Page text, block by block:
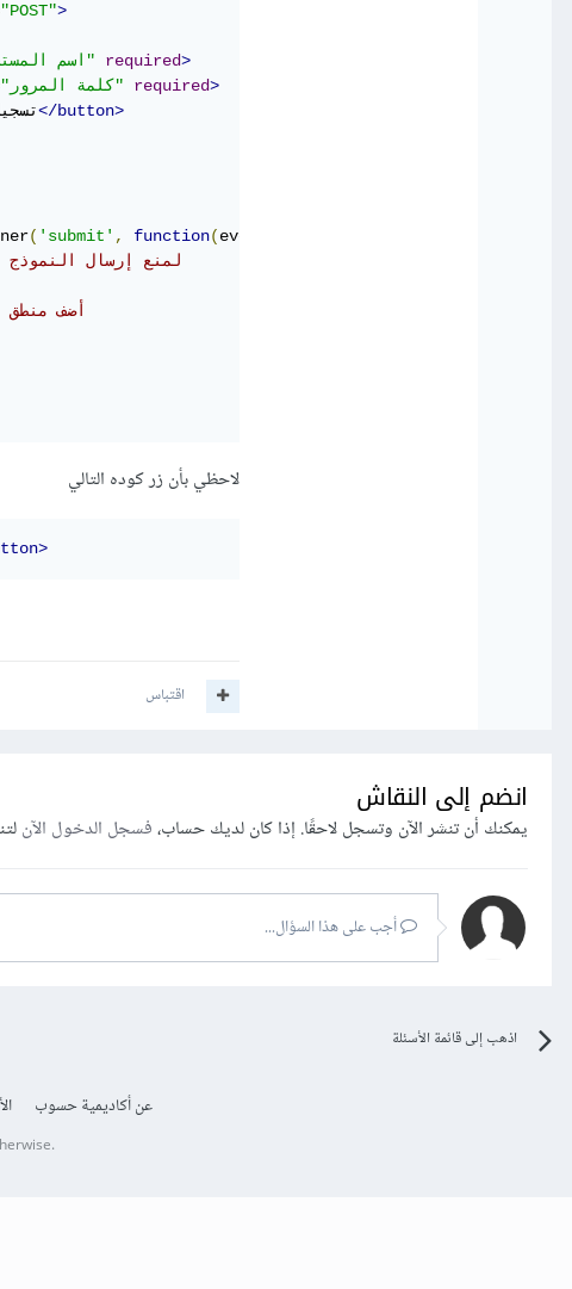
"POST">
"اسم المستخدم" required>
"كلمة المرور" required>
</button>
( 'submit' , function(event
// لمنع إرسال
// أضف
لاحظي بأن زر كوده التالي
اقتباس
انضم إلى النقاش
يمكنك أن تنشر الآن وتسجل لاحقًا. إذا كان لديك حساب،فسجل الدخول الآن
أجب على هذا السؤال...
اذهب إلى قائمة الأسئلة
عن أكاديمية حسوب